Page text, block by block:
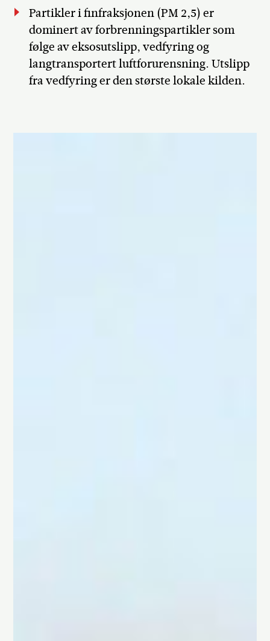
Partikler i finfraksjonen (PM 2,5) er
dominert av forbrenningspartikler som
følge av eksosutslipp, vedfyring og
langtransportert luftforurensning. Utslipp
fra vedfyring er den største lokale kilden.